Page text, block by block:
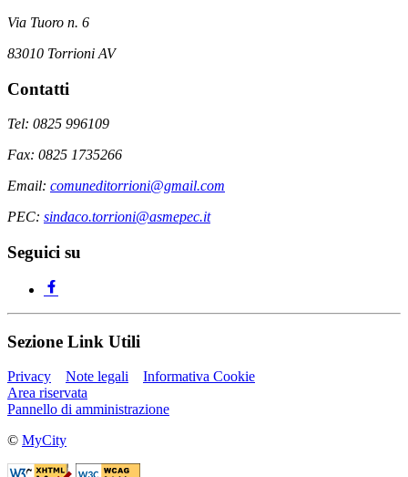
Via Tuoro n. 6
83010 Torrioni AV
Contatti
Tel: 0825 996109
Fax: 0825 1735266
Email: comuneditorrioni@gmail.com
PEC: sindaco.torrioni@asmepec.it
Seguici su
Sezione Link Utili
Privacy Note legali
Informativa Cookie
Area riservata
Pannello di amministrazione
© MyCity